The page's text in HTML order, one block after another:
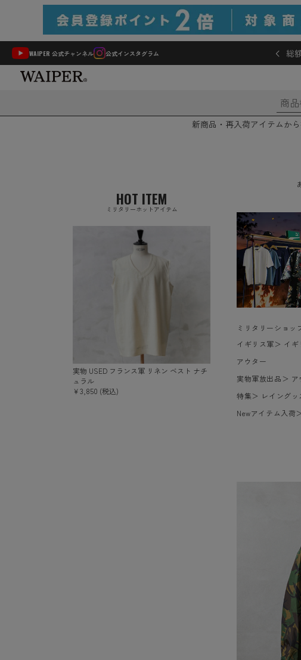
WAIPER 公式チャンネル 公式インスタグラム 総
新商品・再入荷アイテムか
ミリタリーショッ
イギリス軍＞ イギ
アウター
実物軍放出品 ＞ ア
特集＞ レイングッ
Newアイテム入荷＞
HOT ITEM
ミリタリーホットアイテム
実物 USED フランス軍 リネン ベスト ナチ
ュラル
￥3,850 (税込)